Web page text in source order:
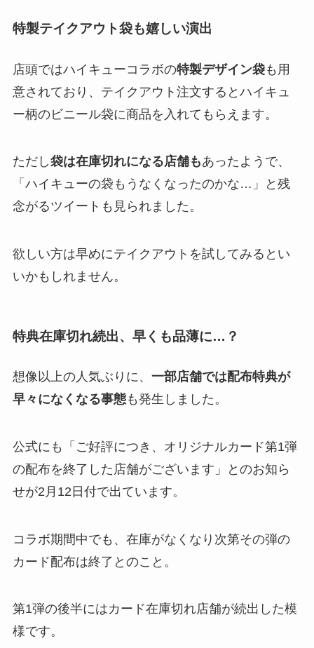
特製テイクアウト袋も嬉しい演出
店頭ではハイキューコラボの特製デザイン袋も用
意されており、テイクアウト注文するとハイキュ
ー柄のビニール袋に商品を入れてもらえます。
ただし袋は在庫切れになる店舗もあったようで、
「ハイキューの袋もうなくなったのかな…」と残
念がるツイートも見られました​。
欲しい方は早めにテイクアウトを試してみるとい
いかもしれません。
特典在庫切れ続出、早くも品薄に…？
想像以上の人気ぶりに、 一部店舗では配布特典が
早々になくなる事態も発生しました。
公式にも「ご好評につき、オリジナルカード第1弾
の配布を終了した店舗がございます」とのお知ら
せが2月12日付で出ています​。
コラボ期間中でも、在庫がなくなり次第その弾の
カード配布は終了とのこと​。
第1弾の後半にはカード在庫切れ店舗が続出した模
様です。